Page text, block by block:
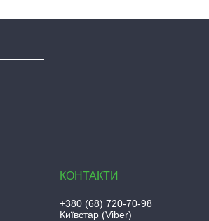
+380 (68) 720-70-98
Київстар (Viber)